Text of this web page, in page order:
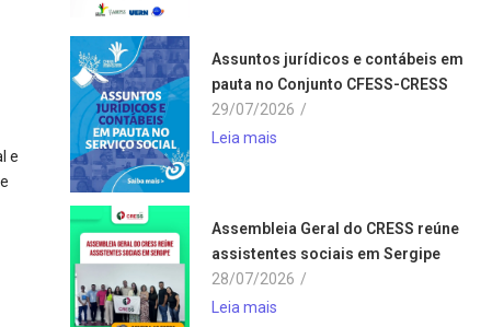
e
Assuntos jurídicos e contábeis em
pauta no Conjunto CFESS-CRESS
29/07/2026 /
Leia mais
Assembleia Geral do CRESS reúne
assistentes sociais em Sergipe
28/07/2026 /
Leia mais